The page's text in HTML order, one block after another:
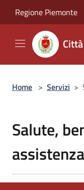
Regione Piemonte
Home > Servizi >
Salute,
assistenza